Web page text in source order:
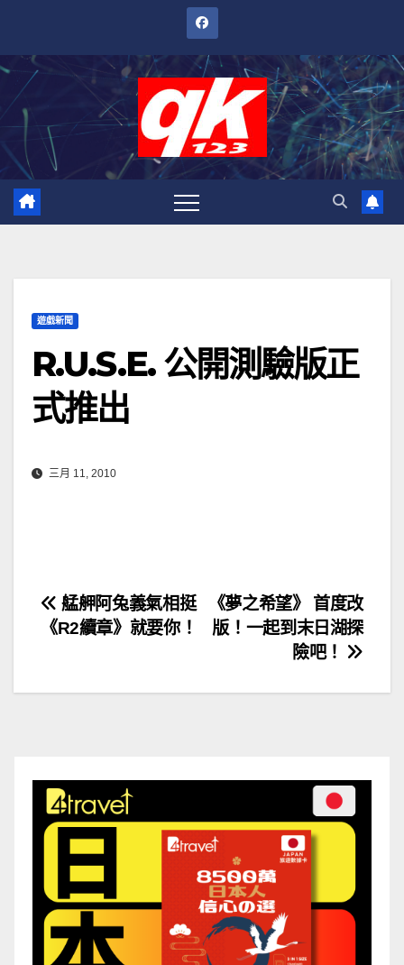
內
遊戲新聞
R.U.S.E. 公開測驗版正
式推出
三月 11, 2010
文
導
《夢之希望》 首度改
版！一起到末日湖探
險吧！
艋舺阿兔義氣相挺
《R2續章》就要你！